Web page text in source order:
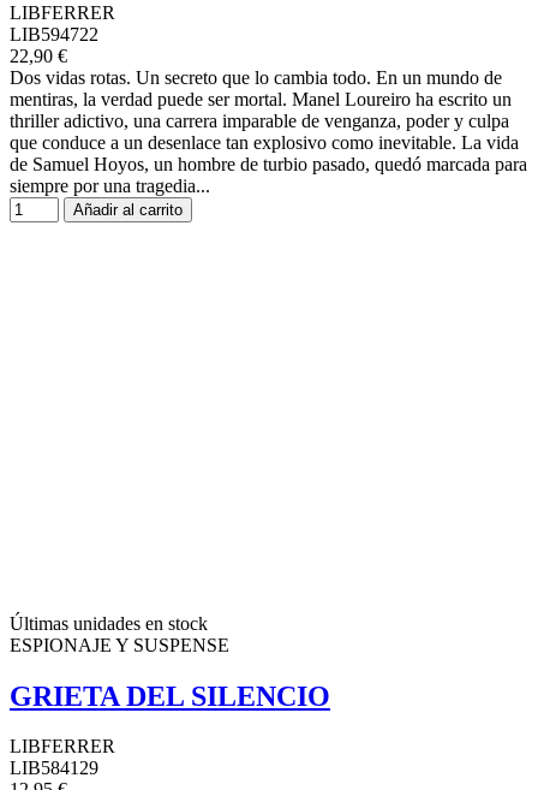
LIBFERRER
LIB594722
22,90 €
Dos vidas rotas. Un secreto que lo cambia todo. En un mundo de
mentiras, la verdad puede ser mortal. Manel Loureiro ha escrito un
thriller adictivo, una carrera imparable de venganza, poder y culpa
que conduce a un desenlace tan explosivo como inevitable. La vida
de Samuel Hoyos, un hombre de turbio pasado, quedó marcada para
siempre por una tragedia...
Añadir al carrito
Últimas unidades en stock
ESPIONAJE Y SUSPENSE
GRIETA DEL SILENCIO
LIBFERRER
LIB584129